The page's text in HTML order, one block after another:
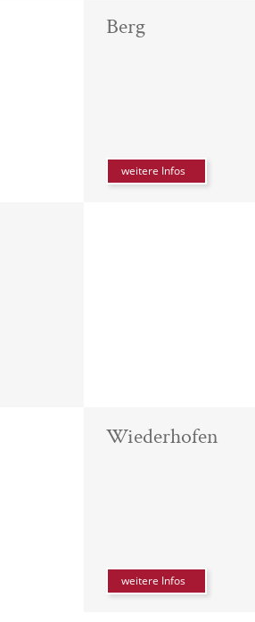
Berg
weitere Infos
Wiederhofen
weitere Infos